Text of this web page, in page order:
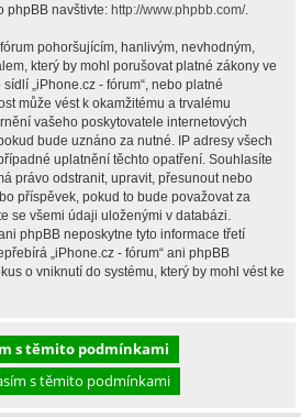
phpBB navštivte: http://www.phpbb.com/.
pohoršujícím, hanlivým, nevhodným,
který by mohl porušovat platné zákony ve
„iPhone.cz - fórum“, nebo platné
může vést k okamžitému a trvalému
vašeho poskytovatele internetových
bude uznáno za nutné. IP adresy všech
uplatnění těchto opatření. Souhlasíte
právo odstranit, upravit, přesunout nebo
příspěvek, pokud to bude považovat za
se všemi údaji uloženými v databázi.
phpBB neposkytne tyto informace třetí
„iPhone.cz - fórum“ ani phpBB
o vniknutí do systému, který by mohl vést ke